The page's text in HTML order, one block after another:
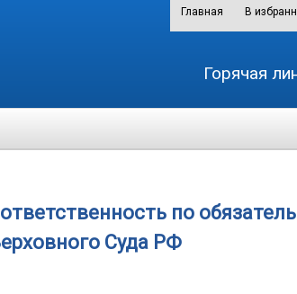
Главная В
Горячая
по
Суда РФ